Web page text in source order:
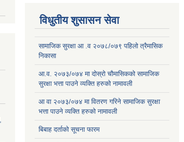
विधुतीय शुसासन सेवा
सामाजिक सुरक्षा आ .व २०७८/०७९ पहिलो त्रैमासिक
निकासा
आ.व. २०७३/०७४ मा दोस्रो चौमासिकको सामाजिक
सुरक्षा भत्ता पाउने व्यक्ति हरुको नामावली
आ वा २०७३/०७४ मा वितरण गरिने सामाजिक सुरक्षा
भत्ता पाउने व्यक्ति हरुको नामावली
बिबाह दर्ताको सूचना फारम